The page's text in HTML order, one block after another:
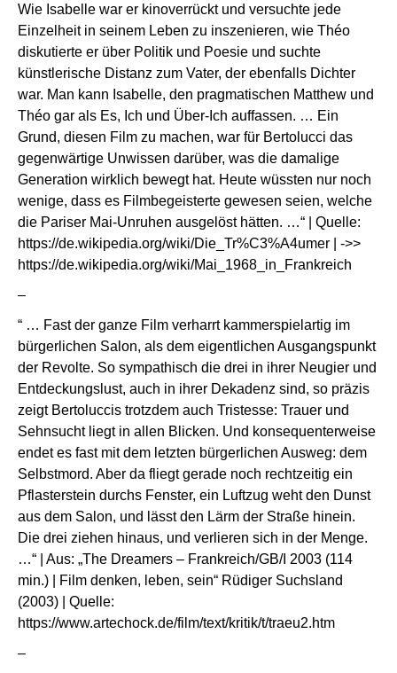
Wie Isabelle war er kinoverrückt und versuchte jede
Einzelheit in seinem Leben zu inszenieren, wie Théo
diskutierte er über Politik und Poesie und suchte
künstlerische Distanz zum Vater, der ebenfalls Dichter
war. Man kann Isabelle, den pragmatischen Matthew und
Théo gar als Es, Ich und Über-Ich auffassen. … Ein
Grund, diesen Film zu machen, war für Bertolucci das
gegenwärtige Unwissen darüber, was die damalige
Generation wirklich bewegt hat. Heute wüssten nur noch
wenige, dass es Filmbegeisterte gewesen seien, welche
die Pariser Mai-Unruhen ausgelöst hätten. …“ | Quelle:
https://de.wikipedia.org/wiki/Die_Tr%C3%A4umer | ->>
https://de.wikipedia.org/wiki/Mai_1968_in_Frankreich
–
“ … Fast der ganze Film verharrt kammer­spiel­artig im
bürger­li­chen Salon, als dem eigent­li­chen Ausgangs­punkt
der Revolte. So sympa­thisch die drei in ihrer Neugier und
Entde­ckungs­lust, auch in ihrer Dekadenz sind, so präzis
zeigt Berto­luccis trotzdem auch Tristesse: Trauer und
Sehnsucht liegt in allen Blicken. Und konse­quen­ter­weise
endet es fast mit dem letzten bürger­li­chen Ausweg: dem
Selbst­mord. Aber da fliegt gerade noch recht­zeitig ein
Pflas­ter­stein durchs Fenster, ein Luftzug weht den Dunst
aus dem Salon, und lässt den Lärm der Straße hinein.
Die drei ziehen hinaus, und verlieren sich in der Menge.
…“ | Aus: „The Dreamers – Frankreich/GB/I 2003 (114
min.) | Film denken, leben, sein“ Rüdiger Suchsland
(2003) | Quelle:
https://www.artechock.de/film/text/kritik/t/traeu2.htm
–